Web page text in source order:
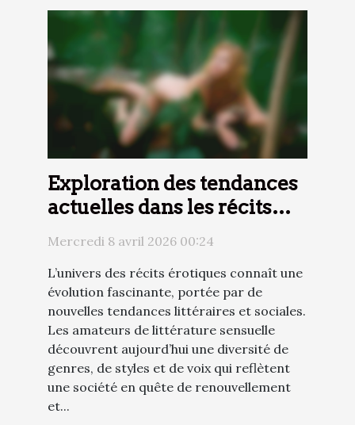
Exploration des tendances
actuelles dans les récits
érotiques
Mercredi 8 avril 2026 00:24
L’univers des récits érotiques connaît une
évolution fascinante, portée par de
nouvelles tendances littéraires et sociales.
Les amateurs de littérature sensuelle
découvrent aujourd’hui une diversité de
genres, de styles et de voix qui reflètent
une société en quête de renouvellement
et...